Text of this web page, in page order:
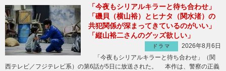
「今夜もシリアルキラーと待ち合わせ」
「磯貝（横山裕）とヒナタ（関水渚）の
共犯関係が深まってきているのがいい」
「縦山裕二さんのグッズ欲しい」
ドラマ
2026年8月6日
「今夜もシリアルキラーと待ち合わせ」（関
西テレビ／フジテレビ系）の第6話が5日に放送された。 本作は、警察の正義